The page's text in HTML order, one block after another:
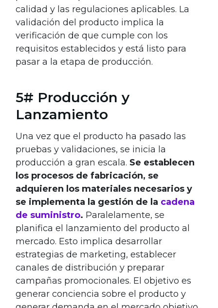
calidad y las regulaciones aplicables. La
validación del producto implica la
verificación de que cumple con los
requisitos establecidos y está listo para
pasar a la etapa de producción.
5# Producción y
Lanzamiento
Una vez que el producto ha pasado las
pruebas y validaciones, se inicia la
producción a gran escala. Se establecen
los procesos de fabricación, se
adquieren los materiales necesarios y
se implementa la gestión de la cadena
de suministro. Paralelamente, se
planifica el lanzamiento del producto al
mercado. Esto implica desarrollar
estrategias de marketing, establecer
canales de distribución y preparar
campañas promocionales. El objetivo es
generar conciencia sobre el producto y